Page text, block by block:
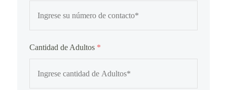
Cantidad de Adultos *